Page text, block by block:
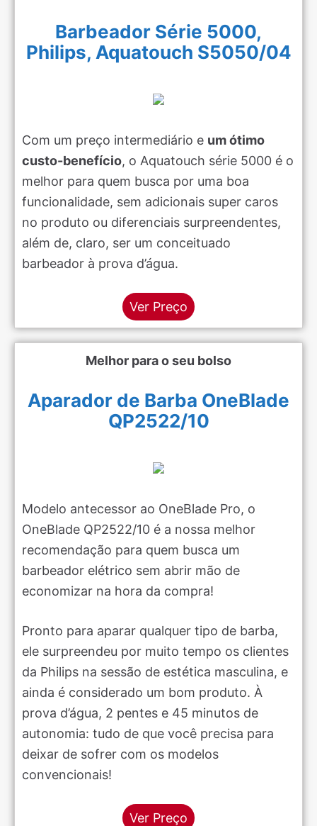
Barbeador Série 5000,
Philips, Aquatouch S5050/04
Com um preço intermediário e um ótimo
custo-benefício, o Aquatouch série 5000 é o
melhor para quem busca por uma boa
funcionalidade, sem adicionais super caros
no produto ou diferenciais surpreendentes,
além de, claro, ser um conceituado
barbeador à prova d’água.
Ver Preço
Melhor para o seu bolso
Aparador de Barba OneBlade
QP2522/10
Modelo antecessor ao OneBlade Pro, o
OneBlade QP2522/10 é a nossa melhor
recomendação para quem busca um
barbeador elétrico sem abrir mão de
economizar na hora da compra!
Pronto para aparar qualquer tipo de barba,
ele surpreendeu por muito tempo os clientes
da Philips na sessão de estética masculina, e
ainda é considerado um bom produto. À
prova d’água, 2 pentes e 45 minutos de
autonomia: tudo de que você precisa para
deixar de sofrer com os modelos
convencionais!
Ver Preço